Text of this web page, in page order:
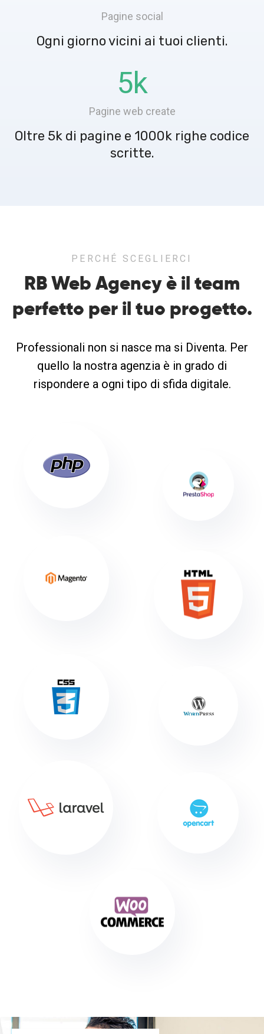
Pagine social
Ogni giorno vicini ai tuoi clienti.
5k
Pagine web create
Oltre 5k di pagine e 1000k righe codice
scritte.
PERCHÉ SCEGLIERCI
RB Web Agency è il team
perfetto per il tuo progetto.
Professionali non si nasce ma si Diventa. Per
quello la nostra agenzia è in grado di
rispondere a ogni tipo di sfida digitale.